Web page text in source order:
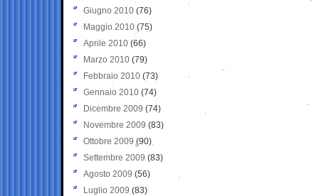
Giugno 2010 (76)
Maggio 2010 (75)
Aprile 2010 (66)
Marzo 2010 (79)
Febbraio 2010 (73)
Gennaio 2010 (74)
Dicembre 2009 (74)
Novembre 2009 (83)
Ottobre 2009 (90)
Settembre 2009 (83)
Agosto 2009 (56)
Luglio 2009 (83)